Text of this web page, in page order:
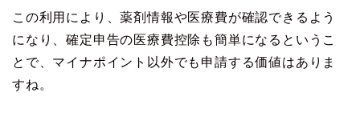
この利用により、薬剤情報や医療費が確認できるよう
になり、確定申告の医療費控除も簡単になるというこ
とで、マイナポイント以外でも申請する価値はありま
すね。